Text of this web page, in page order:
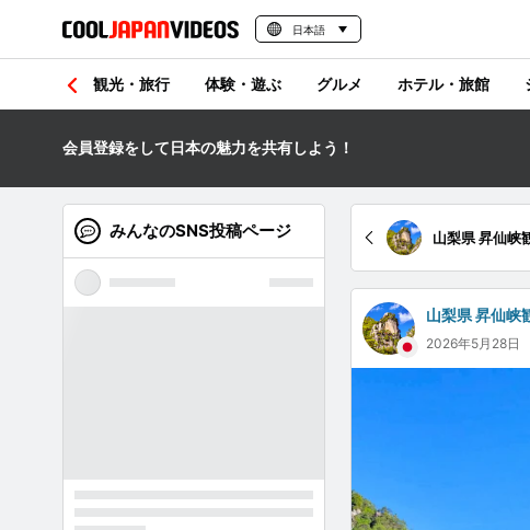
日本語
観光・旅行 体験・遊ぶ グルメ ホテル・旅館
会員登録をして日本の魅力を共有しよう！
山梨県 昇仙峡
山梨県 昇仙峡
2026年5月28日
みんなのSNS投稿ページ